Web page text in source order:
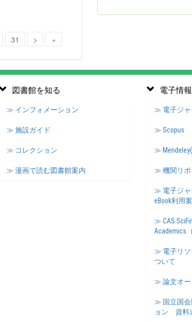
31 > »
図書館を知る
≫ インフォメーション
≫ 施設ガイド
≫ コレクション
≫ 漫画で読む図書館案内
電子情
≫ 電子ジャ
≫ Scopus
≫
≫ 機関リポ
≫ 電子ジャ
eBook利用
≫ CAS
Academics
≫ 電子リソ
ついて
≫ 論文オー
≫ 国立国会
ョン 資料